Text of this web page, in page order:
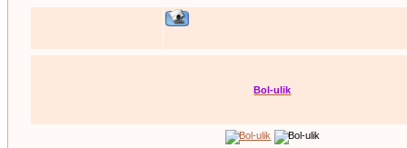
Bol-ulik